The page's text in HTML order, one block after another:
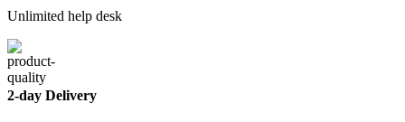
Unlimited help desk
2-day Delivery